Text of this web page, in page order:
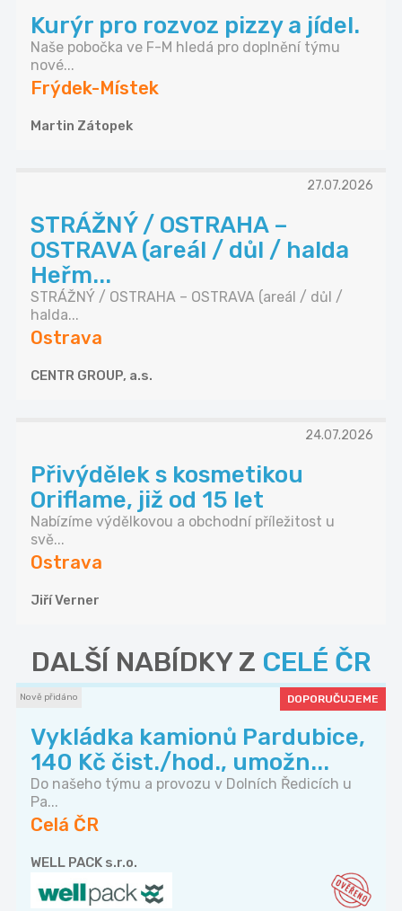
Kurýr pro rozvoz pizzy a jídel.
Naše pobočka ve F-M hledá pro doplnění týmu
nové...
Frýdek-Místek
Martin Zátopek
27.07.2026
STRÁŽNÝ / OSTRAHA –
OSTRAVA (areál / důl / halda
Heřm...
STRÁŽNÝ / OSTRAHA – OSTRAVA (areál / důl /
halda...
Ostrava
CENTR GROUP, a.s.
24.07.2026
Přivýdělek s kosmetikou
Oriflame, již od 15 let
Nabízíme výdělkovou a obchodní příležitost u
svě...
Ostrava
Jiří Verner
DALŠÍ NABÍDKY Z CELÉ ČR
Nově přidáno DOPORUČUJEME
Vykládka kamionů Pardubice,
140 Kč čist./hod., umožn...
Do našeho týmu a provozu v Dolních Ředicích u
Pa...
Celá ČR
WELL PACK s.r.o.